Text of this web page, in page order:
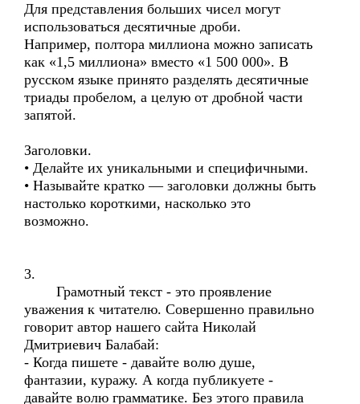
Для представления больших чисел могут
использоваться десятичные дроби.
Например, полтора миллиона можно записать
как «1,5 миллиона» вместо «1 500 000». В
русском языке принято разделять десятичные
триады пробелом, а целую от дробной части
запятой.
Заголовки.
• Делайте их уникальными и специфичными.
• Называйте кратко — заголовки должны быть
настолько короткими, насколько это
возможно.
3.
Грамотный текст - это проявление
уважения к читателю. Совершенно правильно
говорит автор нашего сайта Николай
Дмитриевич Балабай:
- Когда пишете - давайте волю душе,
фантазии, куражу. А когда публикуете -
давайте волю грамматике. Без этого правила